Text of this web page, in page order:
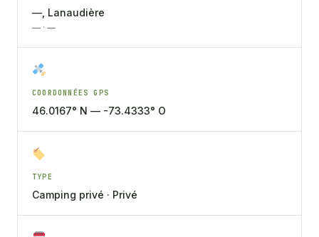
—, Lanaudière
— · —
COORDONNÉES GPS
46.0167° N — -73.4333° O
TYPE
Camping privé · Privé